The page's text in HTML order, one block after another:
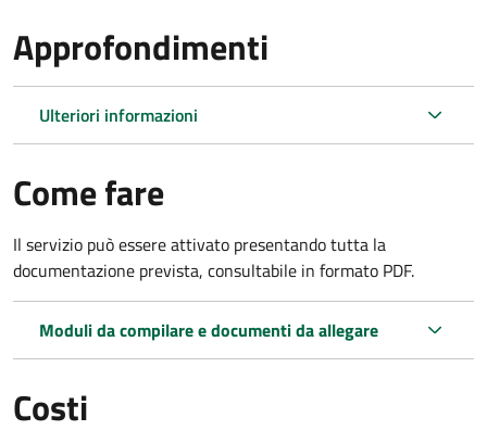
Approfondimenti
Ulteriori informazioni
Come fare
Il servizio può essere attivato presentando tutta la
documentazione prevista, consultabile in formato PDF.
Moduli da compilare e documenti da allegare
Costi